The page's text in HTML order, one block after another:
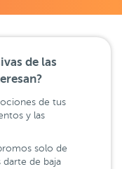
de las
de tus
y las
solo de
de baja